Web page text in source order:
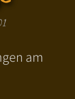
am